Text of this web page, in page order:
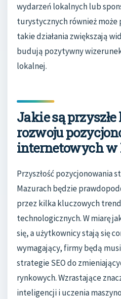
wydarzeń lokalnych lub
turystycznych również może
takie działania zwiększają
budują pozytywny
lokalnej.
Jakie są
rozwoju
internetowych w
Przyszłość pozycjonowania
Mazurach będzie
przez kilka kluczowych
technologicznych. W miarę
się, a użytkownicy stają się
wymagający, firmy będą
strategie SEO do
rynkowych. Wzrastające
inteligencji i uczenia